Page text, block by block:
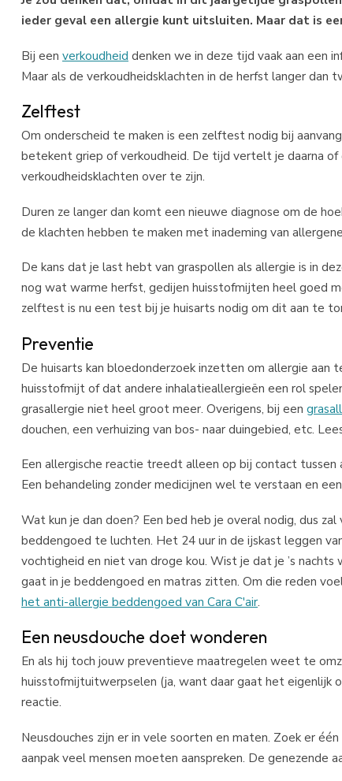
ieder geval een allergie kunt uitsluiten. Maar dat is
Bij een verkoudheid denken we in deze tijd vaak aan een
Maar als de verkoudheidsklachten in de herfst langer dan
Zelftest
Om onderscheid te maken is een zelftest nodig bij
betekent griep of verkoudheid. De tijd vertelt je daarna
verkoudheidsklachten over te zijn.
Duren ze langer dan komt een nieuwe diagnose om de
de klachten hebben te maken met inademing van
De kans dat je last hebt van graspollen als allergie is in
nog wat warme herfst, gedijen huisstofmijten heel goed
zelftest is nu een test bij je huisarts nodig om dit aan te
Preventie
De huisarts kan bloedonderzoek inzetten om allergie
huisstofmijt of dat andere inhalatieallergieën een rol
grasallergie niet heel groot meer. Overigens, bij een
douchen, een verhuizing van bos- naar duingebied, etc.
Een allergische reactie treedt alleen op bij contact
Een behandeling zonder medicijnen wel te verstaan en
Wat kun je dan doen? Een bed heb je overal nodig, dus
beddengoed te luchten. Het 24 uur in de ijskast leggen
vochtigheid en niet van droge kou. Wist je dat je ’s
gaat in je beddengoed en matras zitten. Om die reden
het anti-allergie beddengoed van Cara C'air.
Een neusdouche doet wonderen
En als hij toch jouw preventieve maatregelen weet te
huisstofmijtuitwerpselen (ja, want daar gaat het eigenlijk
reactie.
Neusdouches zijn er in vele soorten en maten. Zoek er
aanpak veel mensen moeten aanspreken. De genezende